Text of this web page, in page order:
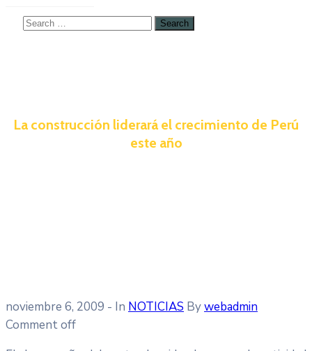
La construcción liderará el crecimiento de Perú
este año
noviembre 6, 2009 - In NOTICIAS Bywebadmin
Comment off